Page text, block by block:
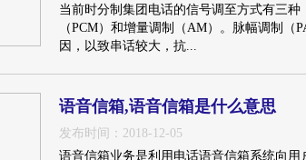
当前时分制集团电话的信号调至方式有三
（PCM）和增量调制（AM）。脉幅调制
因，以致串话较大，抗...
语音信箱,语音信箱是什么意思
发布时间：2018-12-05
语音信箱业务是利用电话语音信箱系统向